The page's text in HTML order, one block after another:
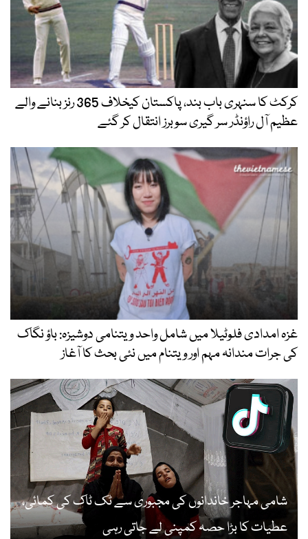
کرکٹ کا سنہری باب بند، پاکستان کیخلاف 365 رنز بنانے والے
عظیم آل راؤنڈر سر گیری سوبرز انتقال کر گئے
غزہ امدادی فلوٹیلا میں شامل واحد ویتنامی دوشیزہ: باؤ نگاک
کی جرات مندانہ مہم اور ویتنام میں نئی بحث کا آغاز
شامی مہاجر خاندانوں کی مجبوری سے ٹک ٹاک کی کمائی،
عطیات کا بڑا حصہ کمپنی لے جاتی رہی